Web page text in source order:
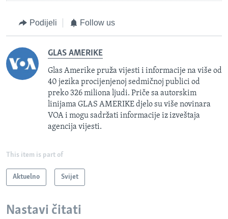
Podijeli Follow us
GLAS AMERIKE
Glas Amerike pruža vijesti i informacije na više od
40 jezika procijenjenoj sedmičnoj publici od
preko 326 miliona ljudi. Priče sa autorskim
linijama GLAS AMERIKE djelo su više novinara
VOA i mogu sadržati informacije iz izveštaja
agencija vijesti.
This item is part of
Aktuelno Svijet
Nastavi čitati